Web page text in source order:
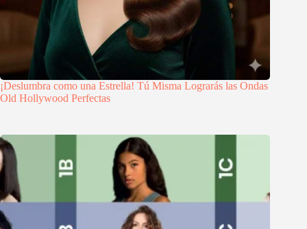
¡Deslumbra como una Estrella! Tú Misma Lograrás las Ondas
Old Hollywood Perfectas